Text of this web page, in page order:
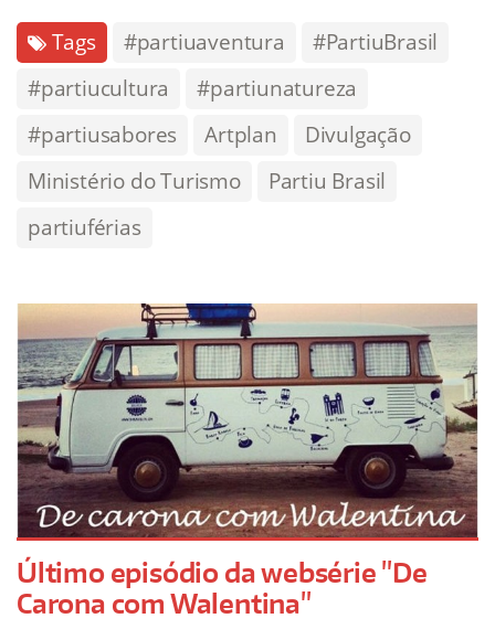
Tags #partiuaventura
#PartiuBrasil
#partiucultura
#partiunatureza
#partiusabores
Artplan
Divulgação
Ministério do Turismo
Partiu Brasil
partiuférias
Último episódio da websérie "De
Carona com Walentina"